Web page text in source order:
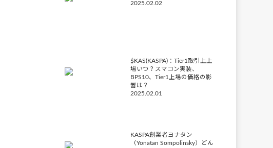
2025.02.02
$KAS(KASPA)：Tier1取引上上
場いつ？スマコン実装、
BPS10、Tier1上場の価格の影
響は？
2025.02.01
KASPA創業者ヨナタン
（Yonatan Sompolinsky）どん